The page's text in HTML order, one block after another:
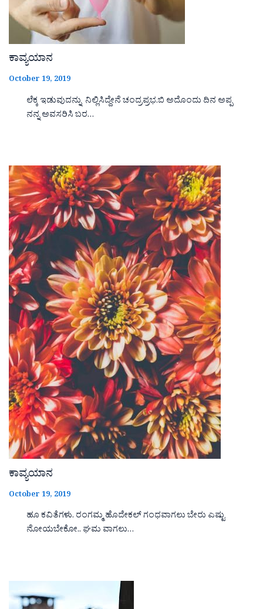
ಕಾವ್ಯಯಾನ
October 19, 2019
ಲೆಕ್ಕ ಇಡುವುದನ್ನು ನಿಲ್ಲಿಸಿದ್ದೇನೆ ಚಂದ್ರಪ್ರಭ.ಬಿ ಅದೊಂದು ದಿನ ಅಪ್ಪ
ನನ್ನ ಅವಸರಿಸಿ ಬರ…
ಕಾವ್ಯಯಾನ
October 19, 2019
ಹೂ ಕವಿತೆಗಳು. ರಂಗಮ್ಮ ಹೊದೇಕಲ್ ಗಂಧವಾಗಲು ಬೇರು ಎಷ್ಟು
ನೋಯಬೇಕೋ.. ಘಮ ವಾಗಲು…